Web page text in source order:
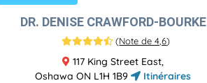
DR. DENISE CRAWFORD-BOURKE
(Note de 4,6)
117 King Street East,
Oshawa ON L1H 1B9
Itinéraires